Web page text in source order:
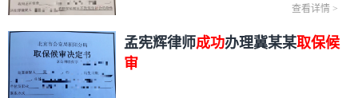
查看详情 >
孟宪辉律师成功办理冀某某取保候
审